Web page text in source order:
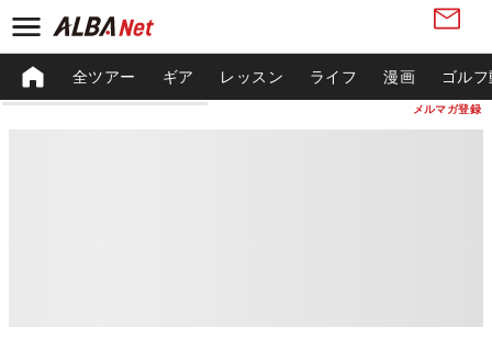
メルマガ登録
全ツアー ギア レッスン ライフ 漫画 ゴル